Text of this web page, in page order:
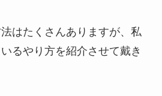
はたくさんありますが、私
るやり方を紹介させて戴き